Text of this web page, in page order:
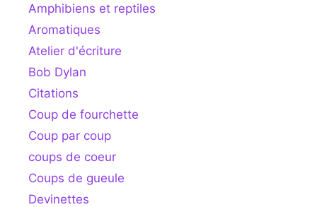
Amphibiens et reptiles
Aromatiques
Atelier d'écriture
Bob Dylan
Citations
Coup de fourchette
Coup par coup
coups de coeur
Coups de gueule
Devinettes